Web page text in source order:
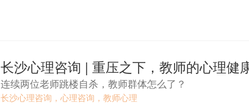
长沙心理咨询 | 重压之下，教师的心理健
连续两位老师跳楼自杀，教师群体怎么了？
长沙心理咨询，心理咨询，教师心理